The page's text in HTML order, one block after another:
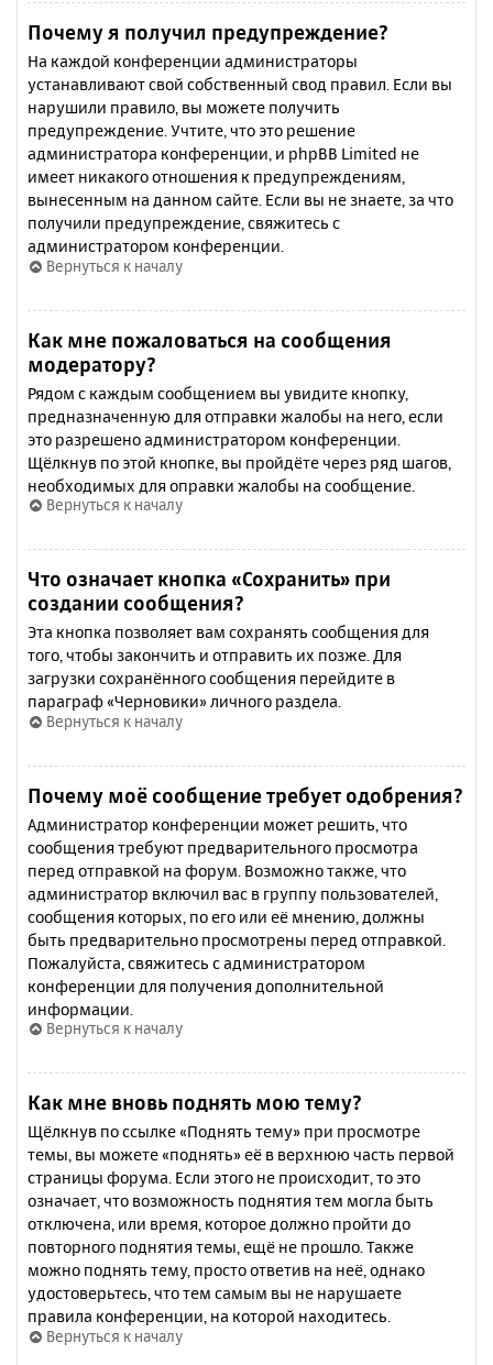
Почему я получил предупреждение?
На каждой конференции администраторы
устанавливают свой собственный свод правил. Если вы
нарушили правило, вы можете получить
предупреждение. Учтите, что это решение
администратора конференции, и phpBB Limited не
имеет никакого отношения к предупреждениям,
вынесенным на данном сайте. Если вы не знаете, за что
получили предупреждение, свяжитесь с
администратором конференции.
Вернуться к началу
Как мне пожаловаться на сообщения
модератору?
Рядом с каждым сообщением вы увидите кнопку,
предназначенную для отправки жалобы на него, если
это разрешено администратором конференции.
Щёлкнув по этой кнопке, вы пройдёте через ряд шагов,
необходимых для оправки жалобы на сообщение.
Вернуться к началу
Что означает кнопка «Сохранить» при
создании сообщения?
Эта кнопка позволяет вам сохранять сообщения для
того, чтобы закончить и отправить их позже. Для
загрузки сохранённого сообщения перейдите в
параграф «Черновики» личного раздела.
Вернуться к началу
Почему моё сообщение требует одобрения?
Администратор конференции может решить, что
сообщения требуют предварительного просмотра
перед отправкой на форум. Возможно также, что
администратор включил вас в группу пользователей,
сообщения которых, по его или её мнению, должны
быть предварительно просмотрены перед отправкой.
Пожалуйста, свяжитесь с администратором
конференции для получения дополнительной
информации.
Вернуться к началу
Как мне вновь поднять мою тему?
Щёлкнув по ссылке «Поднять тему» при просмотре
темы, вы можете «поднять» её в верхнюю часть первой
страницы форума. Если этого не происходит, то это
означает, что возможность поднятия тем могла быть
отключена, или время, которое должно пройти до
повторного поднятия темы, ещё не прошло. Также
можно поднять тему, просто ответив на неё, однако
удостоверьтесь, что тем самым вы не нарушаете
правила конференции, на которой находитесь.
Вернуться к началу